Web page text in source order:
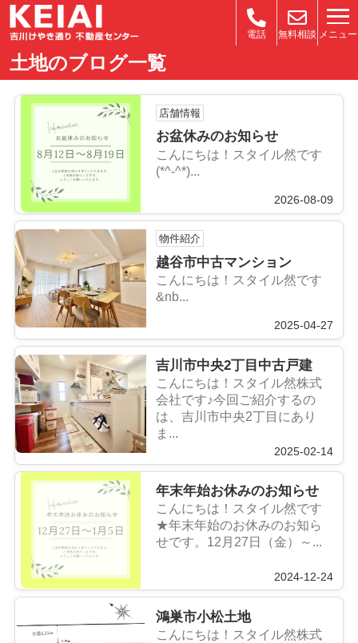
電話 無料相談 メニュー
土地のブログ一覧
店舗情報
お盆休みのお知らせ
こんにちは！スタイル然です
(*^-^*)...
2026-08-09
物件紹介
越谷市中古マンション
こんにちは！スタイル然です
&nb...
2025-04-27
吉川市中央2丁目中古戸建
こんにちは！スタイル然株式
会社です♪今回ご紹介するの
は、吉川市中央2丁目にあり
ま...
2025-02-14
年末年始お休みのお知らせ
こんにちは！スタイル然です
★年末年始のお休みのお知ら
せです。12月27日（金）～...
2024-12-24
鴻巣市小松土地
こんにちは！スタイル然株式